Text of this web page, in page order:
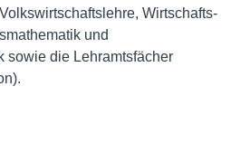
Wirtschafts-
und
sowie die Lehramtsfächer